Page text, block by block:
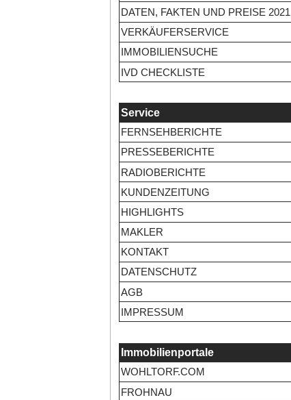
DATEN, FAKTEN UND PREISE 2021
VERKÄUFERSERVICE
IMMOBILIENSUCHE
IVD CHECKLISTE
Service
FERNSEHBERICHTE
PRESSEBERICHTE
RADIOBERICHTE
KUNDENZEITUNG
HIGHLIGHTS
MAKLER
KONTAKT
DATENSCHUTZ
AGB
IMPRESSUM
Immobilienportale
WOHLTORF.COM
FROHNAU